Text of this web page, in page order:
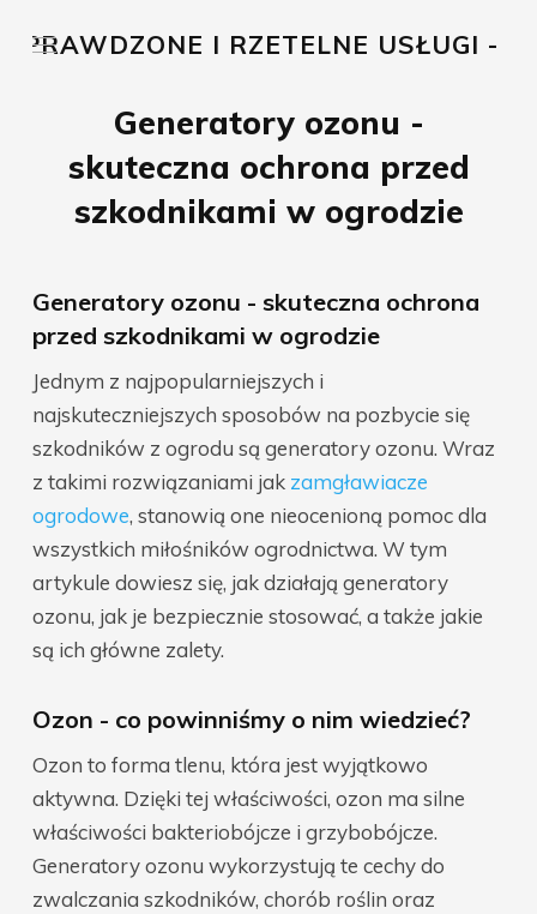
I RZETELNE USŁUGI -
Generatory ozonu -
skuteczna ochrona przed
szkodnikami w ogrodzie
Generatory ozonu - skuteczna ochrona
przed szkodnikami w ogrodzie
Jednym z najpopularniejszych i
najskuteczniejszych sposobów na pozbycie się
szkodników z ogrodu są generatory ozonu. Wraz
z takimi rozwiązaniami jak zamgławiacze
ogrodowe, stanowią one nieocenioną pomoc dla
wszystkich miłośników ogrodnictwa. W tym
artykule dowiesz się, jak działają generatory
ozonu, jak je bezpiecznie stosować, a także jakie
są ich główne zalety.
Ozon - co powinniśmy o nim wiedzieć?
Ozon to forma tlenu, która jest wyjątkowo
aktywna. Dzięki tej właściwości, ozon ma silne
właściwości bakteriobójcze i grzybobójcze.
Generatory ozonu wykorzystują te cechy do
zwalczania szkodników, chorób roślin oraz